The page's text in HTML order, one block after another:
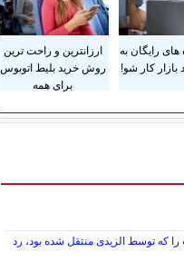
های رایگان به
بازار کار شو!
ارزانترین و راحت ترین
روش خرید بلیط اتوبوس
برای همه
که توسط الزیدی منتقل شده بود، رد